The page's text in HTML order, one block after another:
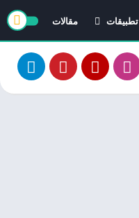
تطبيقات
تطبيقات ايفون
تطبيقات اندرويد
مقالات